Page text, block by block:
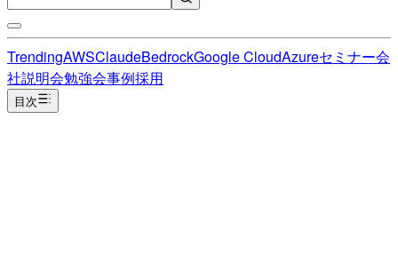
TrendingAWSClaudeBedrockGoogle CloudAzureセミナー会
社説明会勉強会事例採用
目次